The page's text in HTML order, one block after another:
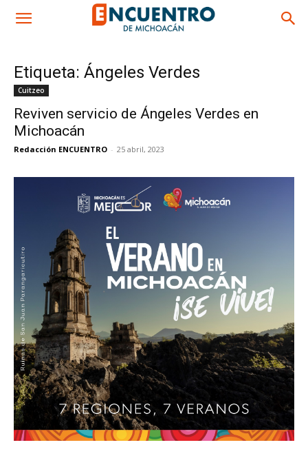
Etiqueta: Ángeles Verdes
Cuitzeo
Reviven servicio de Ángeles Verdes en
Michoacán
Redacción ENCUENTRO - 25 abril, 2023